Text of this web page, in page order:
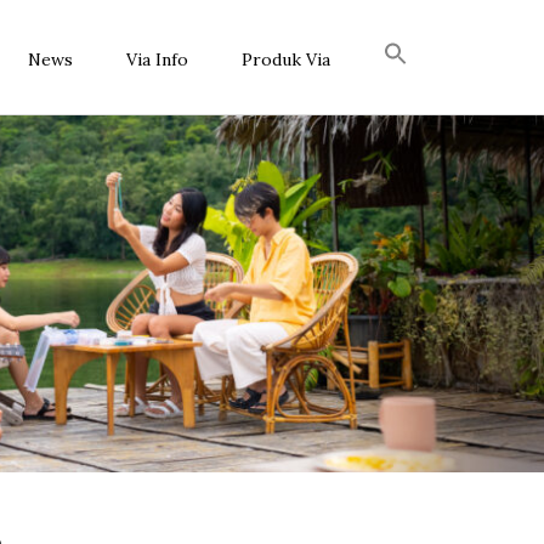
News Via Info Produk Via